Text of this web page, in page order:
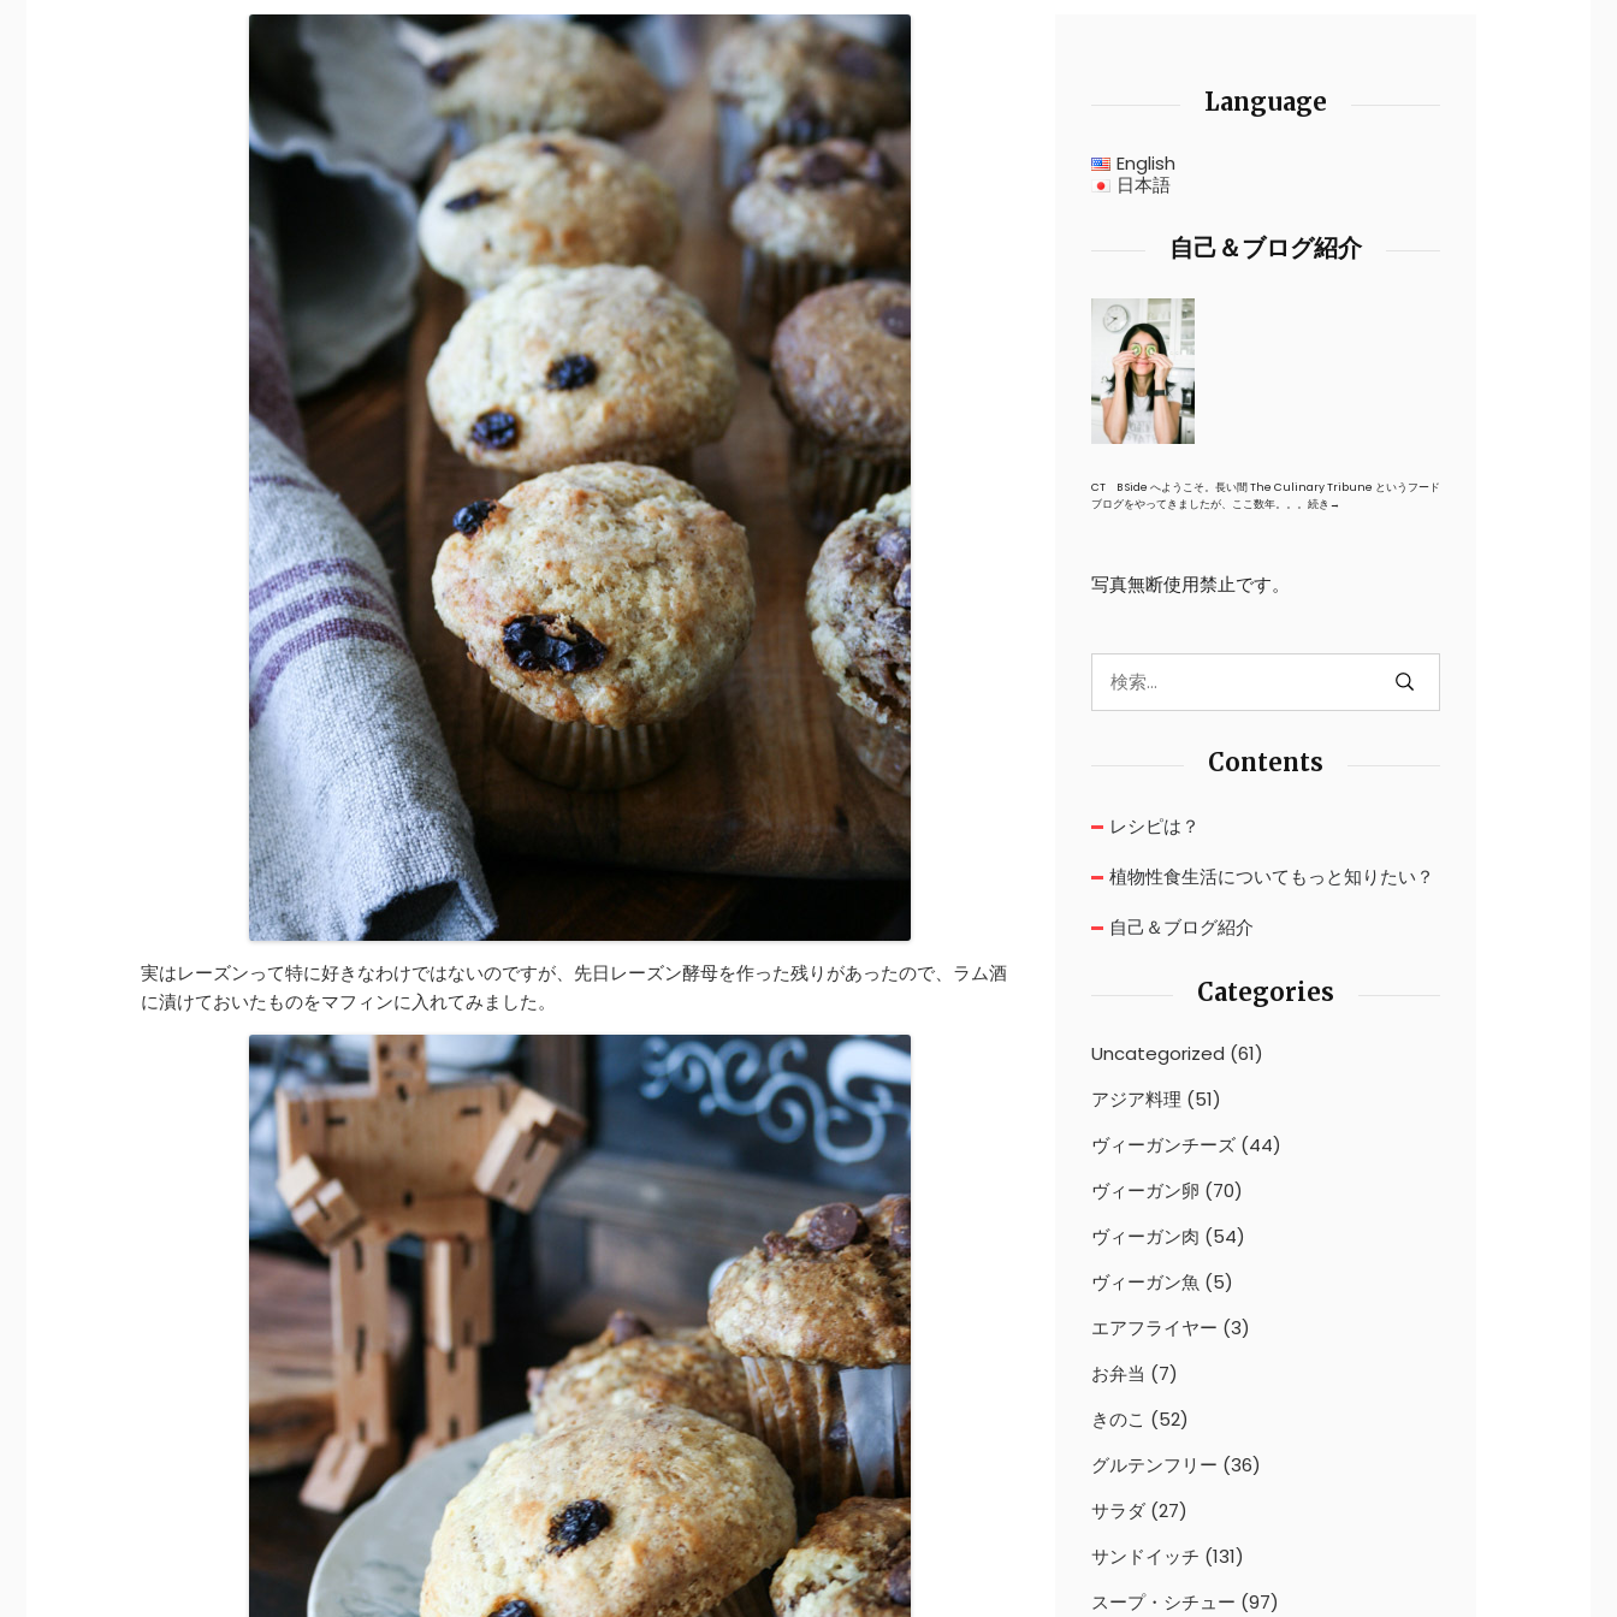
実はレーズンって特に好きなわけではないのですが、先日レーズン酵母を作った残りがあったので、ラム酒
に漬けておいたものをマフィンに入れてみました。
Language
English
日本語
自己＆ブログ紹介
CT B Side へようこそ。長い間 The Culinary Tribune というフード
ブログをやってきましたが、ここ数年。。。 続き→
写真無断使用禁止です。
Contents
レシピは？
植物性食生活についてもっと知りたい？
自己＆ブログ紹介
Categories
Uncategorized (61)
アジア料理 (51)
ヴィーガンチーズ (44)
ヴィーガン卵 (70)
ヴィーガン肉 (54)
ヴィーガン魚 (5)
エアフライヤー (3)
お弁当 (7)
きのこ (52)
グルテンフリー (36)
サラダ (27)
サンドイッチ (131)
スープ・シチュー (97)